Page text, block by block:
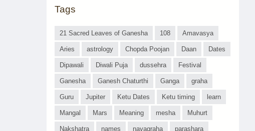
Tags
21 Sacred Leaves of Ganesha 108 Amavasya
Aries astrology Chopda Poojan Daan Dates
Dipawali Diwali Puja dussehra Festival
Ganesha Ganesh Chaturthi Ganga graha
Guru Jupiter Ketu Dates Ketu timing learn
Mangal Mars Meaning mesha Muhurt
Nakshatra names navagraha parashara